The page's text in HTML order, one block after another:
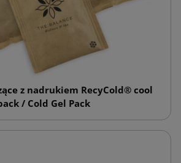
z nadrukiem RecyCold® cool
/ Cold Gel Pack